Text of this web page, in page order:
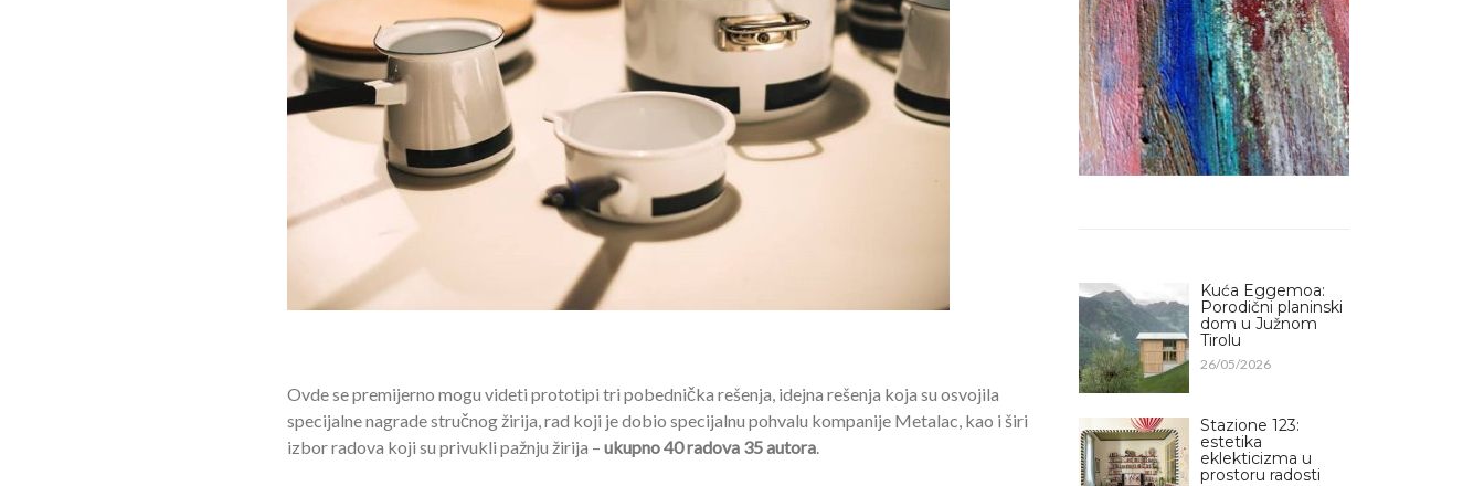
Ovde se premijerno mogu videti prototipi tri pobednička rešenja, idejna rešenja koja su osvojila
specijalne nagrade stručnog žirija, rad koji je dobio specijalnu pohvalu kompanije Metalac, kao i širi
izbor radova koji su privukli pažnju žirija – ukupno 40 radova 35 autora.
Kuća Eggemoa:
Porodični planinski
dom u Južnom
Tirolu
26/05/2026
Stazione 123:
estetika
eklekticizma u
prostoru radosti